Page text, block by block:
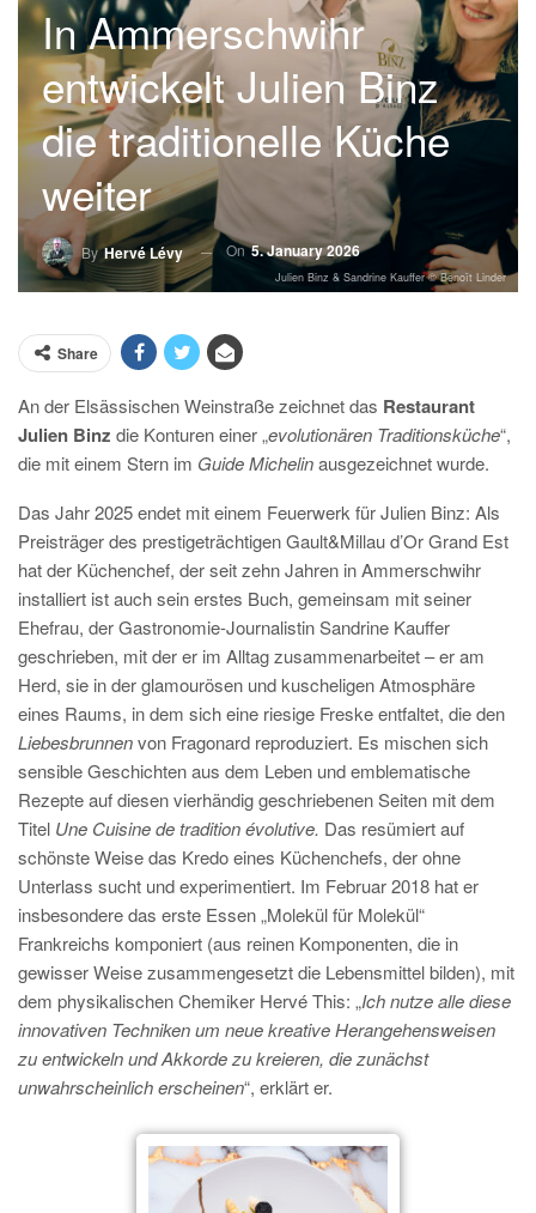
In Ammerschwihr
entwickelt Julien Binz
die traditionelle Küche
weiter
ByHervé Lévy On5. January 2026
Julien Binz & Sandrine Kauffer © Benoît Linder
Share
An der Elsässischen Weinstraße zeichnet das Restaurant
Julien Binz die Konturen einer „evolutionären Traditionsküche“,
die mit einem Stern im Guide Michelinausgezeichnet wurde.
Das Jahr 2025 endet mit einem Feuerwerk für Julien Binz: Als
Preisträger des prestigeträchtigen Gault&Millau d’Or Grand Est
hat der Küchenchef, der seit zehn Jahren in Ammerschwihr
installiert ist auch sein erstes Buch, gemeinsam mit seiner
Ehefrau, der Gastronomie-Journalistin Sandrine Kauffer
geschrieben, mit der er im Alltag zusammenarbeitet – er am
Herd, sie in der glamourösen und kuscheligen Atmosphäre
eines Raums, in dem sich eine riesige Freske entfaltet, die den
Liebesbrunnenvon Fragonard reproduziert. Es mischen sich
sensible Geschichten aus dem Leben und emblematische
Rezepte auf diesen vierhändig geschriebenen Seiten mit dem
Titel Une Cuisine de tradition évolutive. Das resümiert auf
schönste Weise das Kredo eines Küchenchefs, der ohne
Unterlass sucht und experimentiert. Im Februar 2018 hat er
insbesondere das erste Essen „Molekül für Molekül“
Frankreichs komponiert (aus reinen Komponenten, die in
gewisser Weise zusammengesetzt die Lebensmittel bilden), mit
dem physikalischen Chemiker Hervé This: „Ich nutze alle diese
innovativen Techniken um neue kreative Herangehensweisen
zu entwickeln und Akkorde zu kreieren, die zunächst
unwahrscheinlich erscheinen“, erklärt er.